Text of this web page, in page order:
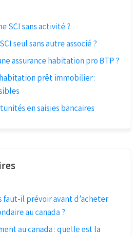
SCI sans activité ?
seul sans autre associé ?
assurance habitation pro BTP ?
prêt immobilier :
en saisies bancaires
faut-il prévoir avant d’acheter
au canada ?
au canada : quelle est la